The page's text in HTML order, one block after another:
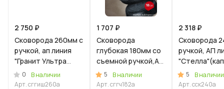
2 750 ₽
Сковорода 260мм с
ручкой, ап линия
"Гранит Ультра
Индукционная"
(синий)
0
В наличии
Арт.сггиш260а
1 707 ₽
Сковорода
глубокая 180мм со
съемной ручкой,АП
линия "Гранит"
(черный)
5
В наличии
Арт.сггч182а
2 318 ₽
Сковорода
ручкой, АП
5
В наличии
Арт.сск240а